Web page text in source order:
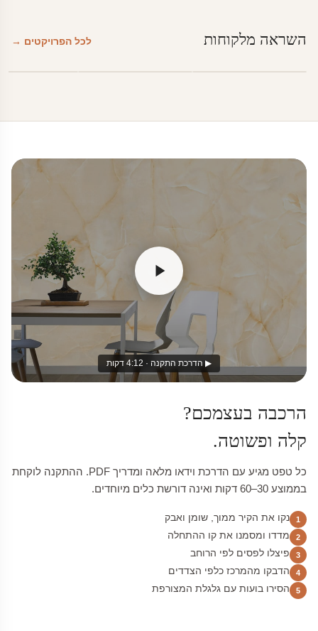
השראה מלקוחות לכל הפרויקטים →
▶ הדרכת התקנה · 4:12 דקות
הרכבה בעצמכם?
קלה ופשוטה.
כל טפט מגיע עם הדרכת וידאו מלאה ומדריך PDF. ההתקנה לוקחת
בממוצע 30–60 דקות ואינה דורשת כלים מיוחדים.
1 נקו את הקיר ממוך, שומן ואבק
2 מדדו ומסמנו את קו ההתחלה
3 פיצלו לפסים לפי הרוחב
4 הדבקו מהמרכז כלפי הצדדים
5 הסירו בועות עם גלגלת המצורפת